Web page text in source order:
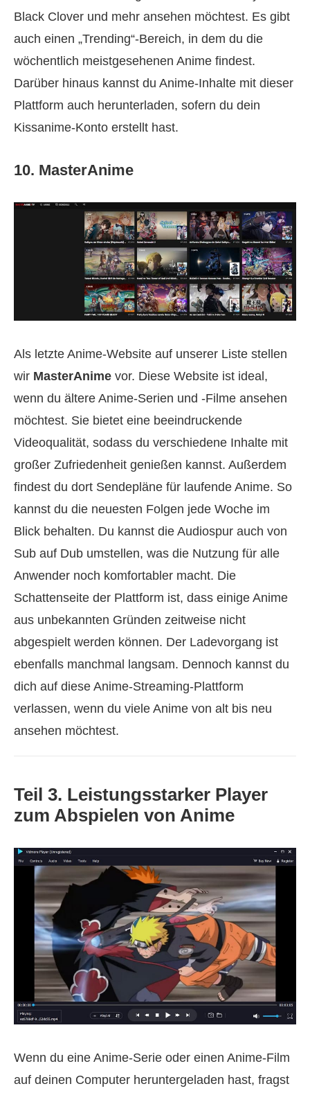
Black Clover und mehr ansehen möchtest. Es gibt
auch einen „Trending“-Bereich, in dem du die
wöchentlich meistgesehenen Anime findest.
Darüber hinaus kannst du Anime-Inhalte mit dieser
Plattform auch herunterladen, sofern du dein
Kissanime-Konto erstellt hast.
10. MasterAnime
Als letzte Anime-Website auf unserer Liste stellen
wir MasterAnime vor. Diese Website ist ideal,
wenn du ältere Anime-Serien und -Filme ansehen
möchtest. Sie bietet eine beeindruckende
Videoqualität, sodass du verschiedene Inhalte mit
großer Zufriedenheit genießen kannst. Außerdem
findest du dort Sendepläne für laufende Anime. So
kannst du die neuesten Folgen jede Woche im
Blick behalten. Du kannst die Audiospur auch von
Sub auf Dub umstellen, was die Nutzung für alle
Anwender noch komfortabler macht. Die
Schattenseite der Plattform ist, dass einige Anime
aus unbekannten Gründen zeitweise nicht
abgespielt werden können. Der Ladevorgang ist
ebenfalls manchmal langsam. Dennoch kannst du
dich auf diese Anime-Streaming-Plattform
verlassen, wenn du viele Anime von alt bis neu
ansehen möchtest.
Teil 3. Leistungsstarker Player
zum Abspielen von Anime
Wenn du eine Anime-Serie oder einen Anime-Film
auf deinen Computer heruntergeladen hast, fragst